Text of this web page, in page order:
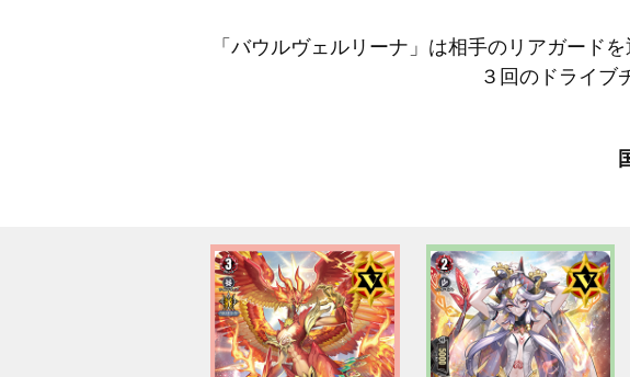
「バウルヴェルリーナ」は相手のリアガード
３回のドライブ